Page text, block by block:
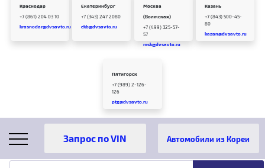
Краснодар
+7 (861) 204 03 10
krasnodar@dvsavto.ru
Екатеринбург
+7 (343) 247 2080
ekb@dvsavto.ru
Москва
(Волжская)
+7 (499) 325-57-
57
msk@dvsavto.ru
Казань
+7 (843) 500-45-
80
kazan@dvsavto.ru
Пятигорск
+7 (989) 2-126-
126
ptg@dvsavto.ru
Автомобили из Кореи